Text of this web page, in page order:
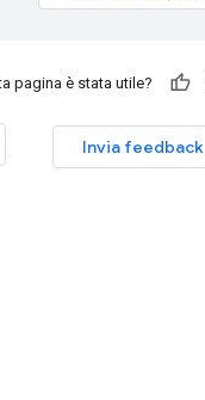
pagina è stata utile?
Invia feedback